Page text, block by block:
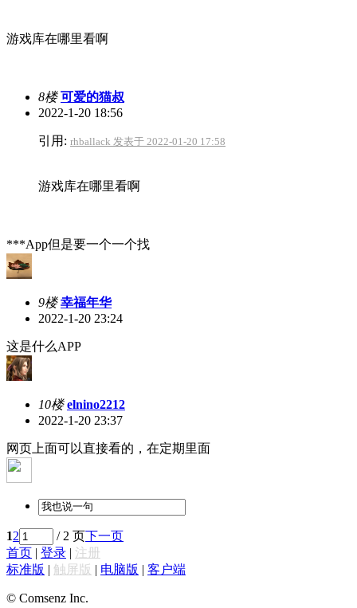
游戏库在哪里看啊
8楼 可爱的猫叔
2022-1-20 18:56
引用: rhballack 发表于 2022-01-20 17:58
游戏库在哪里看啊
***App但是要一个一个找
9楼 幸福年华
2022-1-20 23:24
这是什么APP
10楼 elnino2212
2022-1-20 23:37
网页上面可以直接看的，在定期里面
12 / 2 页下一页
首页 | 登录 | 注册
标准版 | 触屏版 | 电脑版 | 客户端
© Comsenz Inc.